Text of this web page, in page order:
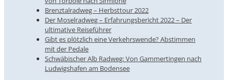
Brenztalradweg – Herbsttour 2022
Der Moselradweg – Erfahrungsbericht 2022 – Der
ultimative Reiseführer
Gibt es plötzlich eine Verkehrswende? Abstimmen
mit der Pedale
Schwäbischer Alb Radweg: Von Gammertingen nach
Ludwigshafen am Bodensee